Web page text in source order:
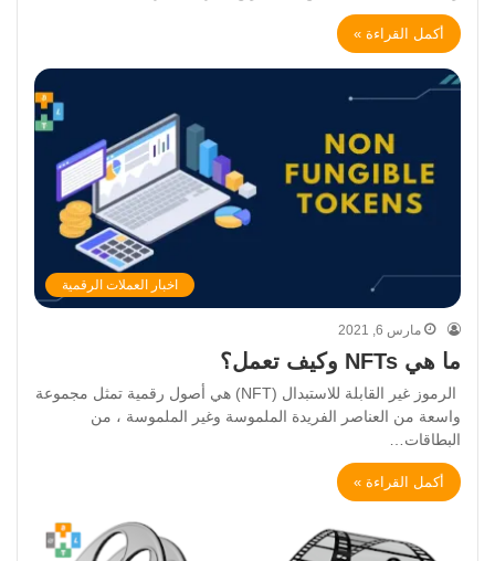
أكمل القراءة »
اخبار العملات الرقمية
مارس 6, 2021
ما هي NFTs وكيف تعمل؟
الرموز غير القابلة للاستبدال (NFT) هي أصول رقمية تمثل مجموعة
واسعة من العناصر الفريدة الملموسة وغير الملموسة ، من
البطاقات…
أكمل القراءة »